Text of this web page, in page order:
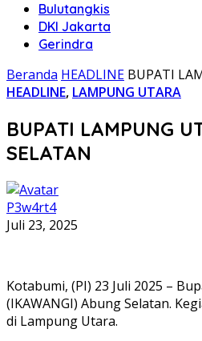
Bulutangkis
DKI Jakarta
Gerindra
Beranda HEADLINE BUPATI
HEADLINE, LAMPUNG UTARA
BUPATI LAMPUNG
SELATAN
P3w4rt4
Juli 23, 2025
Kotabumi, (PI) 23 Juli 2025 –
(IKAWANGI) Abung Selatan.
di Lampung Utara.